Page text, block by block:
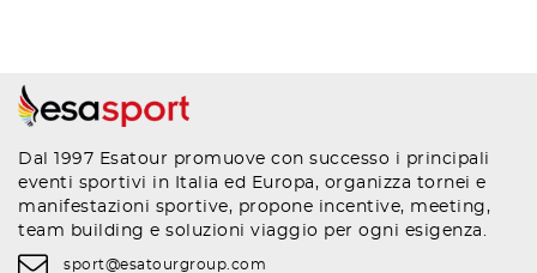
Dal 1997 Esatour promuove con successo i principali
eventi sportivi in Italia ed Europa, organizza tornei e
manifestazioni sportive, propone incentive, meeting,
team building e soluzioni viaggio per ogni esigenza.
sport@esatourgroup.com